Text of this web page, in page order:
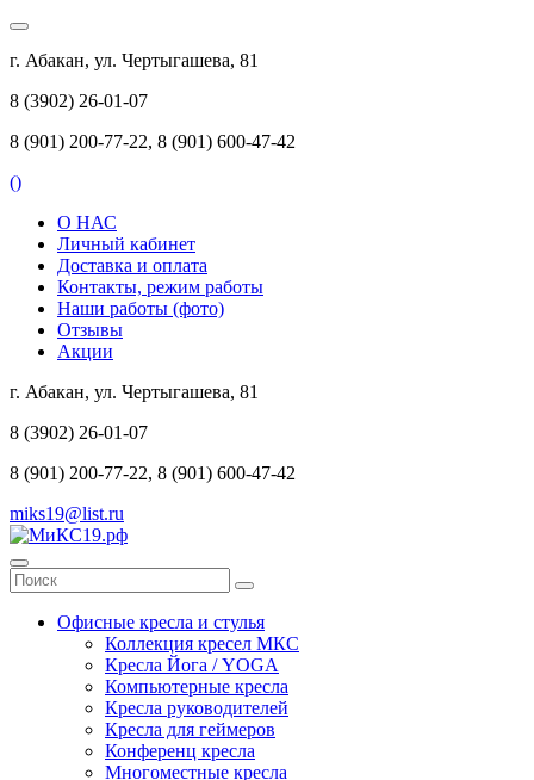
г. Абакан, ул. Чертыгашева, 81
8 (3902) 26-01-07
8 (901) 200-77-22, 8 (901) 600-47-42
()
О НАС
Личный кабинет
Доставка и оплата
Контакты, режим работы
Наши работы (фото)
Отзывы
Акции
г. Абакан, ул. Чертыгашева, 81
8 (3902) 26-01-07
8 (901) 200-77-22, 8 (901) 600-47-42
miks19@list.ru
Офисные кресла и стулья
Коллекция кресел МКС
Кресла Йога / YOGA
Компьютерные кресла
Кресла руководителей
Кресла для геймеров
Конференц кресла
Многоместные кресла